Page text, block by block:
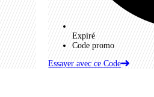
Expiré
Code promo
Essayer avec ce Code